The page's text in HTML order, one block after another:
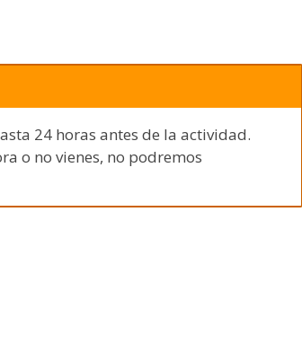
24 horas antes de la actividad.
o no vienes, no podremos